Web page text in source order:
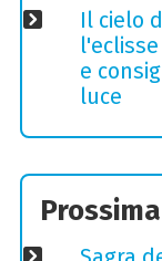
Il cielo
e
luce